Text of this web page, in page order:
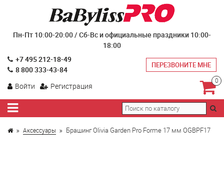
Пн-Пт 10:00-20:00 / Сб-Вс и официальные праздники 10:00-
18:00
+7 495 212-18-49
8 800 333-43-84
ПЕРЕЗВОНИТЕ МНЕ
Войти Регистрация
0
Аксессуары Брашинг Olivia Garden Pro Forme 17 мм OGBPF17